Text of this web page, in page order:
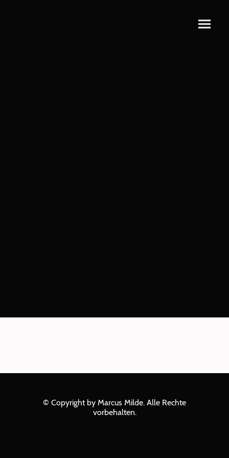
© Copyright by Marcus Milde. Alle Rechte
vorbehalten.